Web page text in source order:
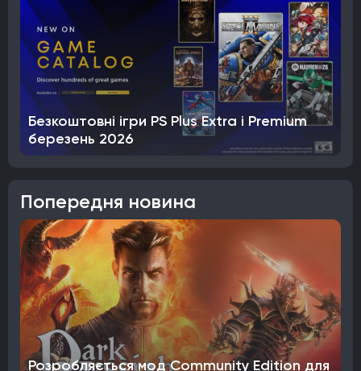
Безкоштовні ігри PS Plus Extra і Premium
березень 2026
Попередня новина
Розробляється мод Community Edition для